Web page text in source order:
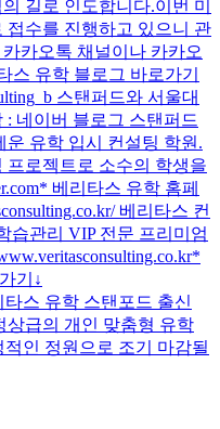
길로 인도합니다. ​ ​ 이번 미
접수를 진행하고 있으니 관
카오톡 채널이나 카카오
스 유학 블로그 바로가기
스탠퍼드와 서울대
네이버 블로그 스탠퍼드
유학 입시 컨설팅 학원.
프로젝트로 소수의 학생을
* 베리타스 유학 홈페
베리타스 컨
습관리 VIP 전문 프리미엄
*
기↓
타스 유학 스탠포드 출신
상급의 개인 맞춤형 유학
적인 정원으로 조기 마감될